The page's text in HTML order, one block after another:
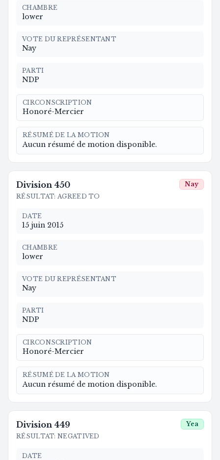
CHAMBRE
lower
VOTE DU REPRÉSENTANT
Nay
PARTI
NDP
CIRCONSCRIPTION
Honoré-Mercier
RÉSUMÉ DE LA MOTION
Aucun résumé de motion disponible.
Division 450
RÉSULTAT: AGREED TO
Nay
DATE
15 juin 2015
CHAMBRE
lower
VOTE DU REPRÉSENTANT
Nay
PARTI
NDP
CIRCONSCRIPTION
Honoré-Mercier
RÉSUMÉ DE LA MOTION
Aucun résumé de motion disponible.
Division 449
RÉSULTAT: NEGATIVED
Yea
DATE